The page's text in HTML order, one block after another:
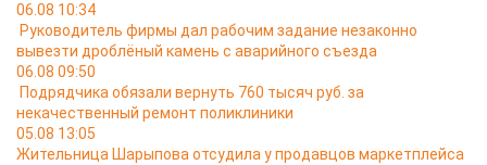
06.08 10:34
Руководитель фирмы дал рабочим задание незаконно
вывезти дроблёный камень с аварийного съезда
06.08 09:50
Подрядчика обязали вернуть 760 тысяч руб. за
некачественный ремонт поликлиники
05.08 13:05
Жительница Шарыпова отсудила у продавцов маркетплейса